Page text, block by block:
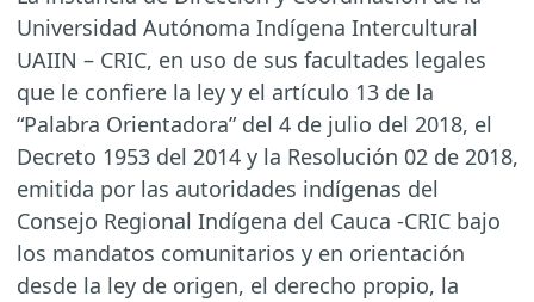
Universidad Autónoma Indígena Intercultural
UAIIN – CRIC, en uso de sus facultades legales
que le confiere la ley y el artículo 13 de la
“Palabra Orientadora” del 4 de julio del 2018, el
Decreto 1953 del 2014 y la Resolución 02 de 2018,
emitida por las autoridades indígenas del
Consejo Regional Indígena del Cauca -CRIC bajo
los mandatos comunitarios y en orientación
desde la ley de origen, el derecho propio, la